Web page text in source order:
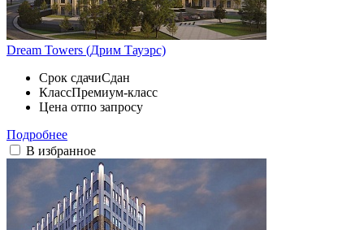
Dream Towers (Дрим Тауэрс)
Срок сдачиСдан
КлассПремиум-класс
Цена отпо запросу
Подробнее
В избранное